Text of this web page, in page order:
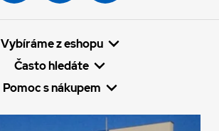
Vybíráme z eshopu
Často hledáte
Pomoc s nákupem